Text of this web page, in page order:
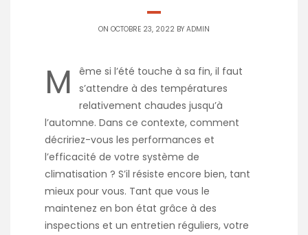
ON OCTOBRE 23, 2022 BY ADMIN
M
ême si l’été touche à sa fin, il faut
s’attendre à des températures
relativement chaudes jusqu’à
l’automne. Dans ce contexte, comment
décririez-vous les performances et
l’efficacité de votre système de
climatisation ? S’il résiste encore bien, tant
mieux pour vous. Tant que vous le
maintenez en bon état grâce à des
inspections et un entretien réguliers, votre